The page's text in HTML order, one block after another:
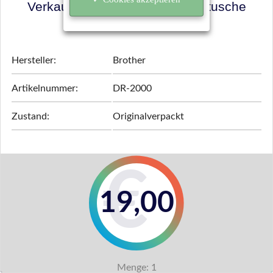
Verkaufspreis für Ihre Tonerkartusche
ermitteln!
Hersteller: Brother
Artikelnummer: DR-2000
Zustand: Originalverpackt
19,00
Menge: 1